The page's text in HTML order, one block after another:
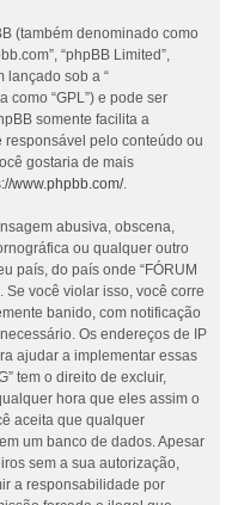
(também denominado como
“phpBB Limited”,
lançado sob a “
como “GPL”) e pode ser
somente facilita a
pelo conteúdo ou
gostaria de mais
www.phpbb.com/.
abusiva, obscena,
ou qualquer outro
país, do país onde “FÓRUM
Se você violar isso, você corre
banido, com notificação
Os endereços de IP
ajudar a implementar essas
tem o direito de excluir,
hora que eles assim o
aceita que qualquer
um banco de dados. Apesar
sem a sua autorização,
a responsabilidade por